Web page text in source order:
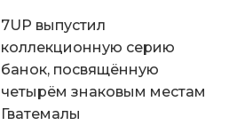
7UP выпустил
коллекционную серию
банок, посвящённую
четырём знаковым местам
Гватемалы